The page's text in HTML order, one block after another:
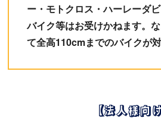
ー・モトクロス・ハーレーダ
バイク等はお受けかねます。
て全高110cmまでのバイクが
【法人様向